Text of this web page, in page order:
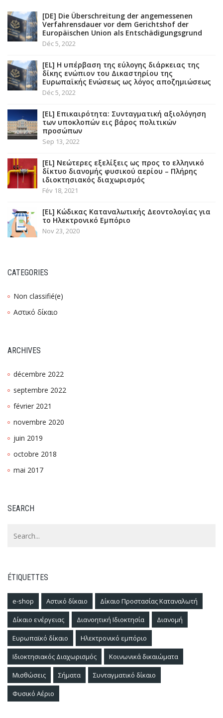
[DE] Die Überschreitung der angemessenen
Verfahrensdauer vor dem Gerichtshof der
Europäischen Union als Entschädigungsgrund
Déc 5, 2022
[EL] Η υπέρβαση της εύλογης διάρκειας της
δίκης ενώπιον του Δικαστηρίου της
Ευρωπαϊκής Ενώσεως ως λόγος αποζημιώσεως
Déc 5, 2022
[EL] Επικαιρότητα: Συνταγματική αξιολόγηση
των υποκλοπών εις βάρος πολιτικών
προσώπων
Sep 13, 2022
[EL] Νεώτερες εξελίξεις ως προς το ελληνικό
δίκτυο διανομής φυσικού αερίου – Πλήρης
ιδιοκτησιακός διαχωρισμός
Fév 18, 2021
[EL] Κώδικας Καταναλωτικής Δεοντολογίας για
το Ηλεκτρονικό Εμπόριο
Nov 23, 2020
CATEGORIES
Non classifié(e)
Αστικό δίκαιο
ARCHIVES
décembre 2022
septembre 2022
février 2021
novembre 2020
juin 2019
octobre 2018
mai 2017
SEARCH
ÉTIQUETTES
e-shop Αστικό δίκαιο Δίκαιο Προστασίας Καταναλωτή
Δίκαιο ενέργειας Διανοητική Ιδιοκτησία Διανομή
Ευρωπαϊκό δίκαιο Ηλεκτρονικό εμπόριο
Ιδιοκτησιακός Διαχωρισμός Κοινωνικά δικαιώματα
Μισθώσεις Σήματα Συνταγματικό δίκαιο
Φυσικό Αέριο